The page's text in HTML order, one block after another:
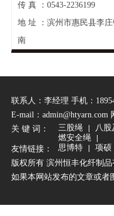
传 真 ：0543-2236199
地 址 ：滨州市惠民县李
南
联系人：李经理 手机：
E-mail：admin@htyarn.com
关 键 词：
三股绳 八
燃安全绳
友情链接：
思博特 项硕
版权所有 滨州恒丰化纤制品
如果本网站发布的文章或者